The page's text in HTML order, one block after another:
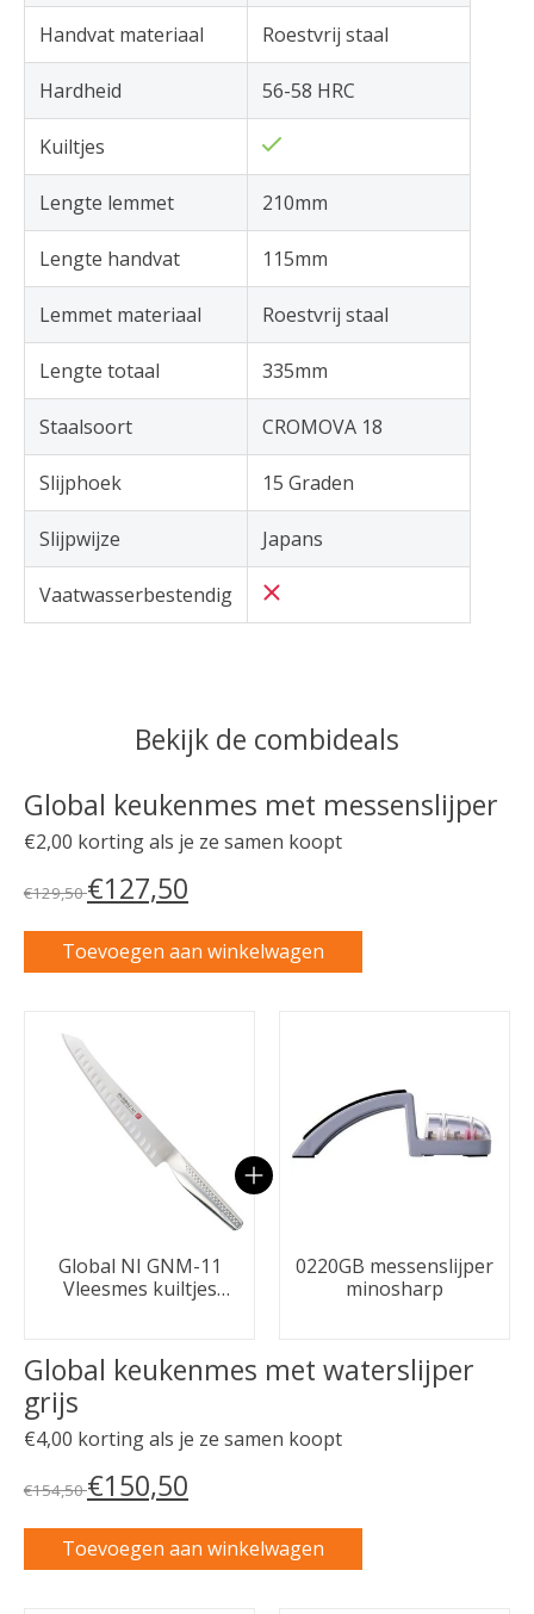
Handvat materiaal Roestvrij staal
Hardheid 56-58 HRC
Kuiltjes
Lengte lemmet 210mm
Lengte handvat 115mm
Lemmet materiaal Roestvrij staal
Lengte totaal 335mm
Staalsoort CROMOVA 18
Slijphoek 15 Graden
Slijpwijze Japans
Vaatwasserbestendig
Bekijk de combideals
Global keukenmes met messenslijper
€2,00 korting als je ze samen koopt
€129,50€127,50
Toevoegen aan winkelwagen
Global NI GNM-11
Vleesmes kuiltjes
0220GB messenslijper
minosharp
Global keukenmes met waterslijper
grijs
€4,00 korting als je ze samen koopt
€154,50€150,50
Toevoegen aan winkelwagen